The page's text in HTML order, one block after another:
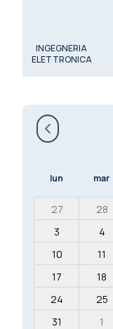
INGEGNERIA
ELETTRONICA
lun mar
27 28
3
4
10
11
17
18
24
25
31
1